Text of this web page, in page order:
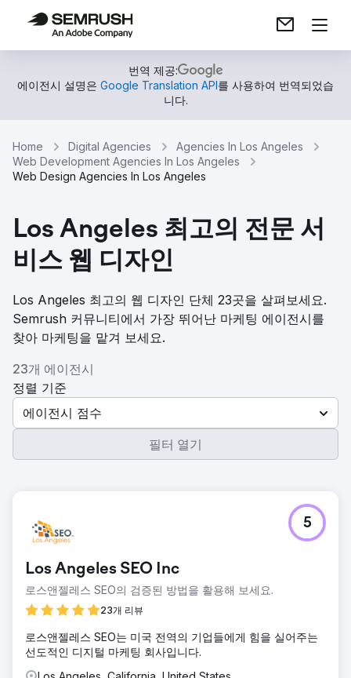
번역 제공:
에이전시 설명은 Google Translation API를 사용하여 번역되었습
니다.
Home Digital Agencies
Agencies In Los Angeles
Web Development Agencies In Los Angeles
Web Design Agencies In Los Angeles
Los Angeles 최고의 전문 서
비스 웹 디자인
Los Angeles 최고의 웹 디자인 단체 23곳을 살펴보세요.
Semrush 커뮤니티에서 가장 뛰어난 마케팅 에이전시를
찾아 마케팅을 맡겨 보세요.
23개 에이전시
정렬 기준
에이전시 점수
필터 열기
Los Angeles SEO Inc
로스앤젤레스 SEO의 검증된 방법을 활용해 보세요.
23개 리뷰
5
로스앤젤레스 SEO는 미국 전역의 기업들에게 힘을 실어주는
선도적인 디지털 마케팅 회사입니다.